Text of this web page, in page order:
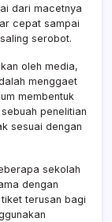
dari macetnya
cepat sampai
serobot.
oleh media,
menggaet
membentuk
penelitian
sesuai dengan
sekolah
dengan
terusan bagi